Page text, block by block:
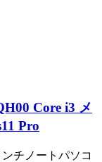
Core i3 メ
Pro
チノートパソコ